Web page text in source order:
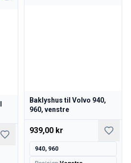
Baklyshus til Volvo 940,
960, venstre
939,00 kr
940, 960